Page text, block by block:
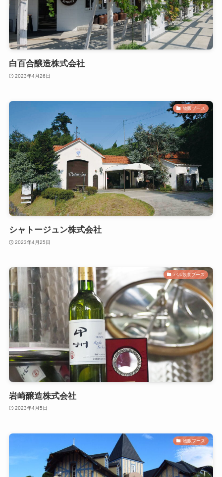
白百合醸造株式会社
2023年4月26日
物販ブース
シャトージュン株式会社
2023年4月25日
バル飲食ブース
岩崎醸造株式会社
2023年4月5日
物販ブース